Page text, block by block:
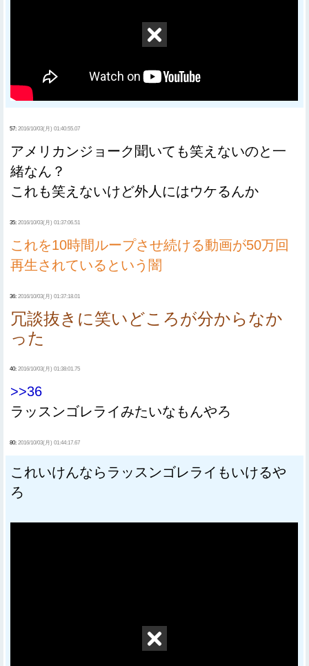
57: 2016/10/03(月) 01:40:55.07
アメリカンジョーク聞いても笑えないのと一
緒なん？
これも笑えないけど外人にはウケるんか
35: 2016/10/03(月) 01:37:06.51
これを10時間ループさせ続ける動画が50万回
再生されているという闇
36: 2016/10/03(月) 01:37:18.01
冗談抜きに笑いどころが分からなか
った
40: 2016/10/03(月) 01:38:01.75
>>36
ラッスンゴレライみたいなもんやろ
80: 2016/10/03(月) 01:44:17.67
これいけんならラッスンゴレライもいけるや
ろ